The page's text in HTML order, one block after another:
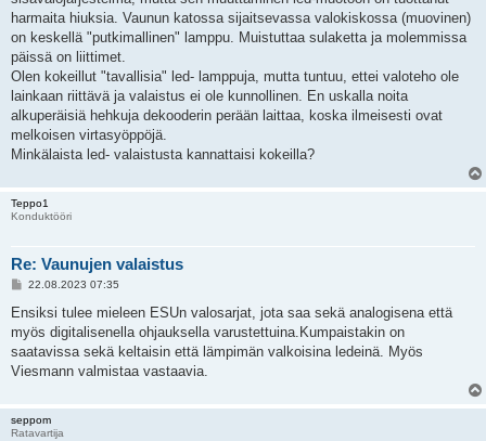
harmaita hiuksia. Vaunun katossa sijaitsevassa valokiskossa (muovinen)
on keskellä "putkimallinen" lamppu. Muistuttaa sulaketta ja molemmissa
päissä on liittimet.
Olen kokeillut "tavallisia" led- lamppuja, mutta tuntuu, ettei valoteho ole
lainkaan riittävä ja valaistus ei ole kunnollinen. En uskalla noita
alkuperäisiä hehkuja dekooderin perään laittaa, koska ilmeisesti ovat
melkoisen virtasyöppöjä.
Minkälaista led- valaistusta kannattaisi kokeilla?
Teppo1
Konduktööri
Re: Vaunujen valaistus
V
e
t
i
22.08.2023 07:35
Ensiksi tulee mieleen ESUn valosarjat, jota saa sekä analogisena että
myös digitalisenella ohjauksella varustettuina.Kumpaistakin on
saatavissa sekä keltaisin että lämpimän valkoisina ledeinä. Myös
Viesmann valmistaa vastaavia.
seppom
Ratavartija